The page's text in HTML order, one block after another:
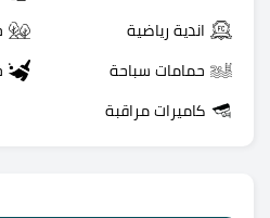
اندية رياضية
حمامات سباحة
كاميرات مراقبة